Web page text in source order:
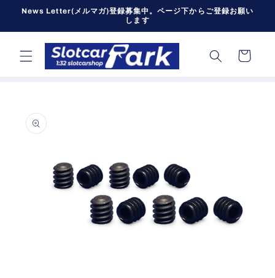
コンテン
News Letter(メルマガ)登録募集中。ページ下からご登録お願い
します
ー
にスキッ
プ